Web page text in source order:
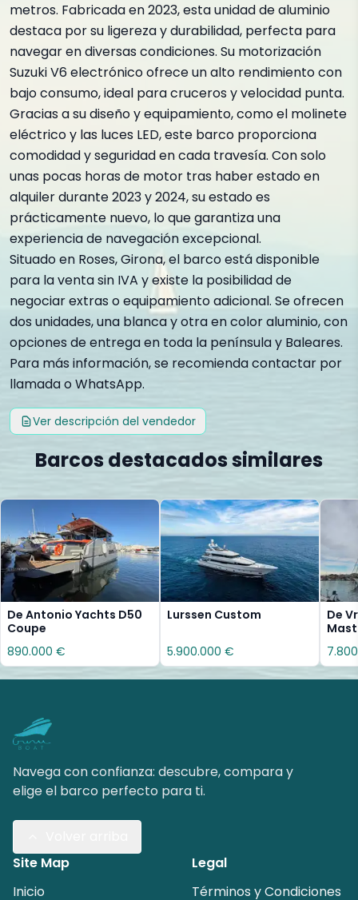
metros. Fabricada en 2023, esta unidad de aluminio
destaca por su ligereza y durabilidad, perfecta para
navegar en diversas condiciones. Su motorización
Suzuki V6 electrónico ofrece un alto rendimiento con
bajo consumo, ideal para cruceros y velocidad punta.
Gracias a su diseño y equipamiento, como el molinete
eléctrico y las luces LED, este barco proporciona
comodidad y seguridad en cada travesía. Con solo
unas pocas horas de motor tras haber estado en
alquiler durante 2023 y 2024, su estado es
prácticamente nuevo, lo que garantiza una
experiencia de navegación excepcional.
Situado en Roses, Girona, el barco está disponible
para la venta sin IVA y existe la posibilidad de
negociar extras o equipamiento adicional. Se ofrecen
dos unidades, una blanca y otra en color aluminio, con
opciones de entrega en toda la península y Baleares.
Para más información, se recomienda contactar por
llamada o WhatsApp.
Ver descripción del vendedor
Barcos destacados similares
De Antonio Yachts D50
Coupe
890.000 €
Lurssen Custom
5.900.000 €
De
Navega con confianza: descubre, compara y
elige el barco perfecto para ti.
Site Map
Inicio
Legal
Términos y Condiciones